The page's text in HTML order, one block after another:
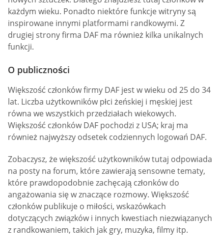
każdym wieku. Ponadto niektóre funkcje witryny są
inspirowane innymi platformami randkowymi. Z
drugiej strony firma DAF ma również kilka unikalnych
funkcji.
O publiczności
Większość członków firmy DAF jest w wieku od 25 do 34
lat. Liczba użytkowników płci żeńskiej i męskiej jest
równa we wszystkich przedziałach wiekowych.
Większość członków DAF pochodzi z USA; kraj ma
również najwyższy odsetek codziennych logowań DAF.
Zobaczysz, że większość użytkowników tutaj odpowiada
na posty na forum, które zawierają sensowne tematy,
które prawdopodobnie zachęcają członków do
angażowania się w znaczące rozmowy. Większość
członków publikuje o miłości, wskazówkach
dotyczących związków i innych kwestiach niezwiązanych
z randkowaniem, takich jak gry, muzyka, filmy itp.